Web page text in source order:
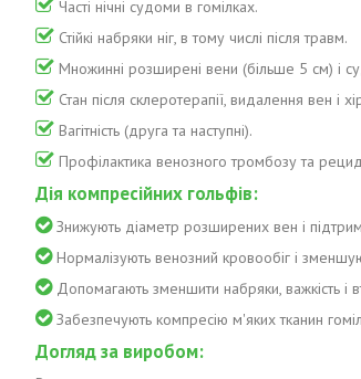
Часті нічні судоми в гомілках.
Стійкі набряки ніг, в тому числі після травм.
Множинні розширені вени (більше 5 см) і
Стан після склеротерапії, видалення вен і
Вагітність (друга та наступні).
Профілактика венозного тромбозу та
Дія компресійних гольфів:
Знижують діаметр розширених вен і
Нормалізують венозний кровообіг і
Допомагають зменшити набряки, важкість і
Забезпечують компресію м'яких тканин
Догляд за виробом: